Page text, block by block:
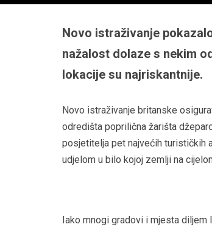
Novo istraživanje
nažalost dolaze s nekim
lokacije su najriskantnije.
Novo istraživanje britanske
odredišta poprilična žarišta
posjetitelja pet najvećih turističkih
udjelom u bilo kojoj zemlji na
Iako mnogi gradovi i mjesta